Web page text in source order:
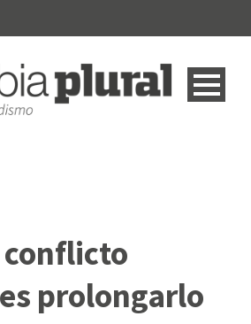
conflicto
prolongarlo